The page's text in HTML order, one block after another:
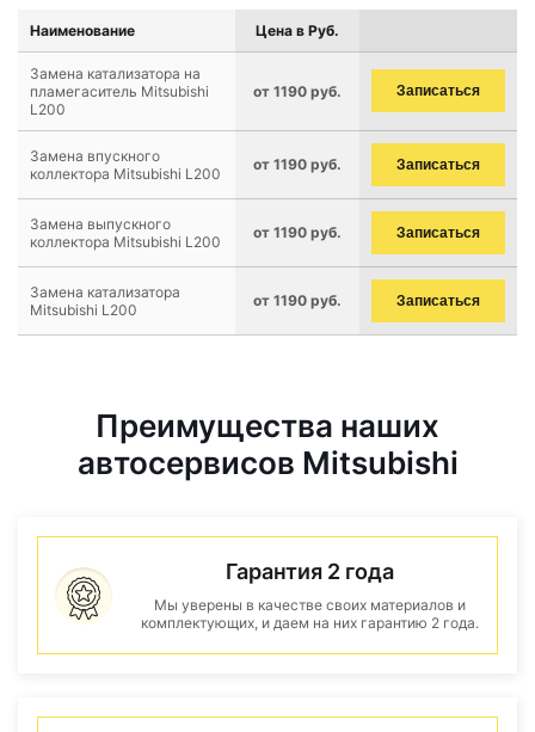
Наименование Цена в Руб.
Замена катализатора на
пламегаситель Mitsubishi
L200
от 1190 руб. Записаться
Замена впускного
коллектора Mitsubishi L200
от 1190 руб. Записаться
Замена выпускного
коллектора Mitsubishi L200
от 1190 руб. Записаться
Замена катализатора
Mitsubishi L200
от 1190 руб. Записаться
Преимущества наших
автосервисов Mitsubishi
Гарантия 2 года
Мы уверены в качестве своих материалов и
комплектующих, и даем на них гарантию 2 года.